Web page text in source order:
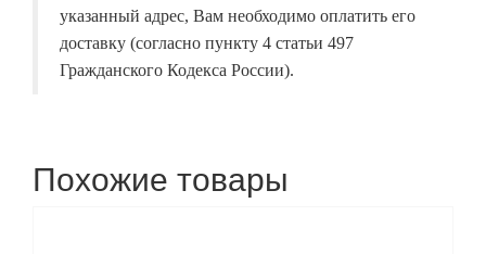
указанный адрес, Вам необходимо оплатить его
доставку (согласно пункту 4 статьи 497
Гражданского Кодекса России).
Похожие товары